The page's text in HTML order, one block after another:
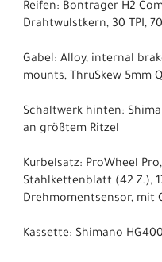
Reifen: Bontrager H2
Drahtwulstkern, 30 TPI,
Gabel: Alloy, internal
mounts, ThruSkew 5mm
Schaltwerk hinten:
an größtem Ritzel
Kurbelsatz: ProWheel
Stahlkettenblatt (42 Z.),
Drehmomentsensor, mit
Kassette: Shimano